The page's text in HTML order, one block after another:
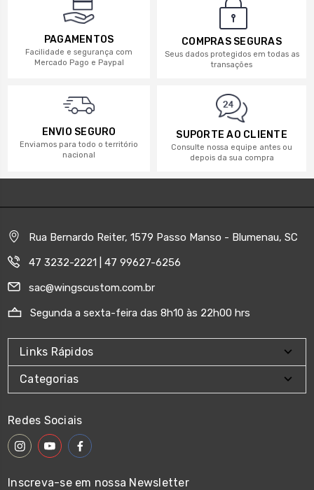
PAGAMENTOS
Facilidade e segurança com
Mercado Pago e Paypal
COMPRAS SEGURAS
Seus dados protegidos em todas as
transações
ENVIO SEGURO
Enviamos para todo o território
nacional
SUPORTE AO CLIENTE
Consulte nossa equipe antes ou
depois da sua compra
Rua Bernardo Reiter, 1579 Passo Manso - Blumenau, SC
47 3232-2221 | 47 99627-6256
sac@wingscustom.com.br
Segunda a sexta-feira das 8h10 às 22h00 hrs
Links Rápidos
Categorias
Redes Sociais
Inscreva-se em nossa Newsletter